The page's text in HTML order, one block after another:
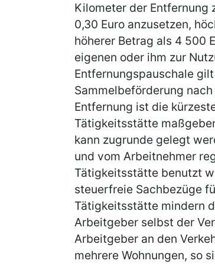
Kilometer der Entfernung
0,30 Euro anzusetzen,
höherer Betrag als 4 500
eigenen oder ihm zur
Entfernungspauschale
Sammelbeförderung
Entfernung ist die
Tätigkeitsstätte
kann zugrunde gelegt
und vom Arbeitnehmer
Tätigkeitsstätte benutzt
steuerfreie Sachbezüge
Tätigkeitsstätte mindern
Arbeitgeber selbst der
Arbeitgeber an den
mehrere Wohnungen, so